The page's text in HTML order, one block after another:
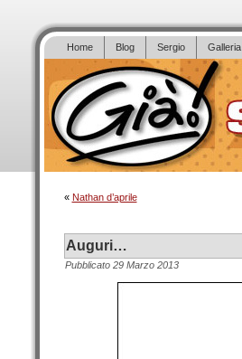
Home Blog Sergio Galleria
« Nathan d’aprile
Auguri…
Pubblicato 29 Marzo 2013